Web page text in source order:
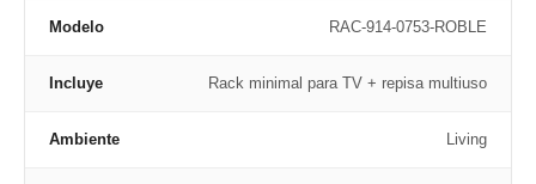
Modelo RAC-914-0753-ROBLE
Incluye Rack minimal para TV + repisa multiuso
Ambiente Living